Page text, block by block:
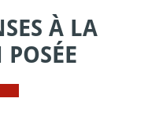
À LA